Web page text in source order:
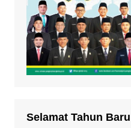
Selamat Tahun